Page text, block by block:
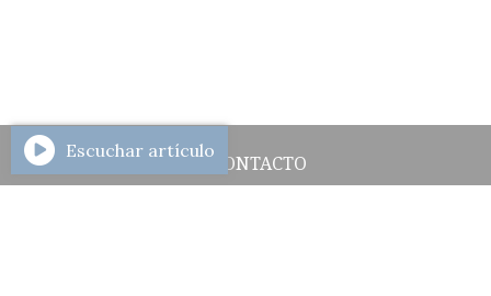
CONTACTO
Escuchar artículo